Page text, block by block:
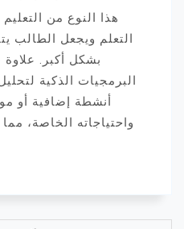
هذا النوع من
التعلم ويجعل الطالب
بشكل أكبر. علاوة
البرمجيات الذكية
أنشطة إضافية أو
واحتياجاته الخاصة، مما